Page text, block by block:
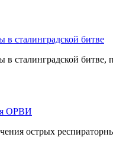
сталинградской битве
битве,
ОРВИ
острых